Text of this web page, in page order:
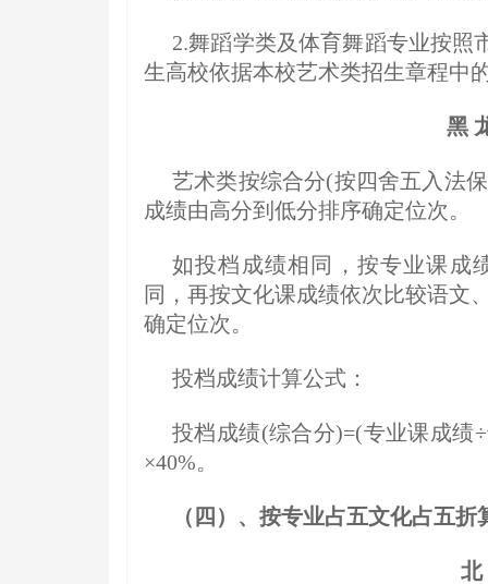
2.舞蹈学类及体育舞蹈专业按照
生高校依据本校艺术类招生章程中
黑
艺术类按综合分(按四舍五入法
成绩由高分到低分排序确定位次。
如投档成绩相同，按专业课成
同，再按文化课成绩依次比较语文
确定位次。
投档成绩计算公式：
投档成绩(综合分)=(专业课成绩
×40%。
（四）、按专业占五文化占五折
北